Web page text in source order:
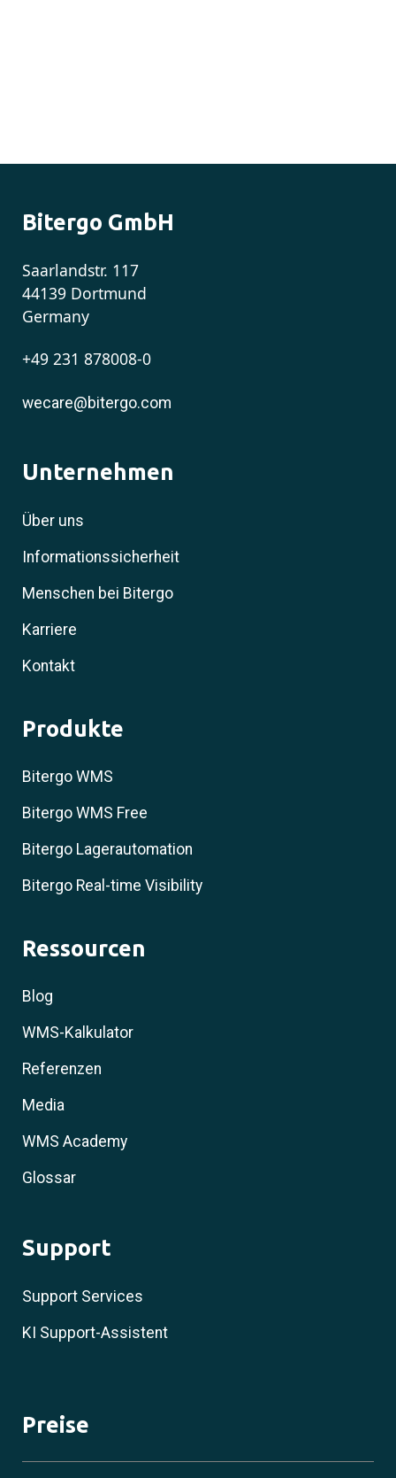
Bitergo GmbH
Saarlandstr. 117
44139 Dortmund
Germany
+49 231 878008-0
wecare@bitergo.com
Unternehmen
Über uns
Informationssicherheit
Menschen bei Bitergo
Karriere
Kontakt
Produkte
Bitergo WMS
Bitergo WMS Free
Bitergo Lagerautomation
Bitergo Real-time Visibility
Ressourcen
Blog
WMS-Kalkulator
Referenzen
Media
WMS Academy
Glossar
Support
Support Services
KI Support-Assistent
Preise